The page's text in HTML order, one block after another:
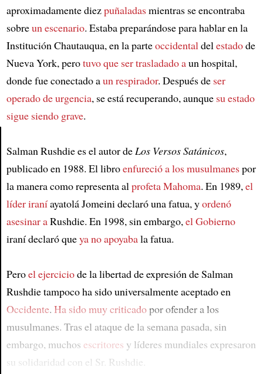
aproximadamente diezpuñaladasmientras se encontraba
sobreun escenario. Estaba preparándose para hablar en la
Institución Chautauqua, en la parteoccidental del estadode
Nueva York, perotuvo que ser trasladado aun hospital,
donde fue conectado aun respirador. Después de ser
operado de urgencia, se está recuperando, aunque su estado
sigue siendo grave.
Salman Rushdie es el autor de Los Versos Satánicos,
publicado en 1988. El libroenfureció alos musulmanespor
la manera como representa al profeta Mahoma. En 1989, el
líder iraníayatolá Jomeini declaró una fatua, yordenó
asesinar aRushdie. En 1998, sin embargo, el Gobierno
iraní declaró queya no apoyabala fatua.
Peroel ejerciciode la libertad de expresión de Salman
Rushdie tampoco ha sido universalmente aceptado en
Occidente. Ha sido muy criticadopor ofender a los
musulmanes. Tras el ataque de la semana pasada, sin
embargo, muchos escritores y líderes mundiales expresaron
su solidaridad con el Sr. Rushdie.